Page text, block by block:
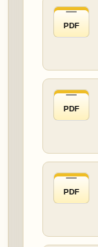
PDF
PDF
PDF